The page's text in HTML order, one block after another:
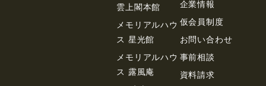
雲上閣本館
メモリアルハウ
ス 星光館
メモリアルハウ
ス 露風庵
企業情報
仮会員制度
お問い合わせ
事前相談
資料請求